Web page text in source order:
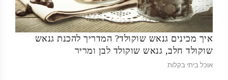
איך מכינים גנאש שוקולד? המדריך להכנת גנאש
שוקולד חלב, גנאש שוקולד לבן ומריר
אוכל ביתי בקלות